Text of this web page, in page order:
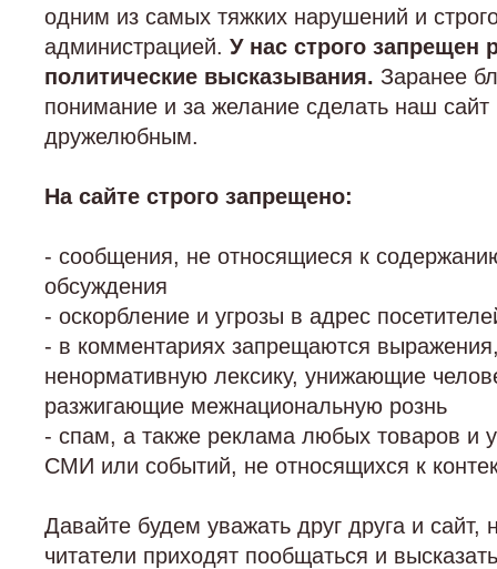
одним из самых тяжких нарушений и
администрацией. У нас строго запрещен
политические высказывания. Заранее
понимание и за желание сделать наш
дружелюбным.
На сайте строго запрещено:
- сообщения, не относящиеся к
обсуждения
- оскорбление и угрозы в адрес
- в комментариях запрещаются
ненормативную лексику, унижающие
разжигающие межнациональную рознь
- спам, а также реклама любых товаров и
СМИ или событий, не относящихся к
Давайте будем уважать друг друга и сайт,
читатели приходят пообщаться и